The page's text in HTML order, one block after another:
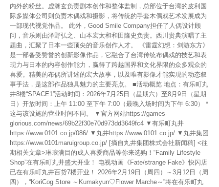
内外的粉丝。虚渊玄负责剧本创作和整体监制，总部位于台湾的皮利国
际多媒体公司则负责木偶戏和摄影，将传统的手套木偶戏艺术发展成为
一部现代视觉作品。 此外，Good Smile Company担任了人偶设计顾
问，音乐则由泽野弘之、山本宏太和和田隆史负责。西川贵典演唱了主
题曲，汇聚了日本一些顶尖的音乐创作人才。 《雷霆幻想：剑游东方》
是一部备受赞誉的创新影像作品，它融合了台湾传统布偶戏的技艺和表
现力与日本的内容创作能力，赢得了跨越国界和文化界限的众多观众的
喜爱。精美的布偶所讲述的宏大故事，以及唯有影像才能实现的动态叙
事手法，是这部作品独具魅力的主要亮点。 ■活动概览 地点：有乐町丸
井8楼“SPACE1”活动时间：2026年7月25日（星期六）至8月9日（星期
日）开放时间：上午 11:00 至下午 7:00（最晚入场时间为下午 6:30） *
这与该设施的营业时间不同。 ▼官方网站https://games-
glorious.com/news/69b22f30e70d973dd3649fc4 ▼有乐町丸井
https://www.0101.co.jp/086/ ▼丸井https://www.0101.co.jp/ ▼丸井集团
https://www.0101maruigroup.co.jp/ [摘自丸井集团株式会社新闻稿] <往
期相关文章>琳琅满目的成人喜爱商品等你来选购！“Family Lifestyle
Shop”在有乐町丸井盛大开业！ 电视动画《Fate/strange Fake》快闪店
已在有乐町丸井百货7楼开业！ 2026年2月19日（周四）～3月12日（周
四），“KoriCog Store ～Kumakyun♡Flower Marche～”将在有乐町丸